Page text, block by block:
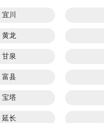
宜川
黄龙
甘泉
富县
宝塔
延长